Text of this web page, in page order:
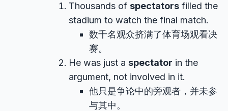
Thousands of spectators filled the
stadium to watch the final match.
数千名观众挤满了体育场观看决
赛。
He was just a spectator in the
argument, not involved in it.
他只是争论中的旁观者，并未参
与其中。